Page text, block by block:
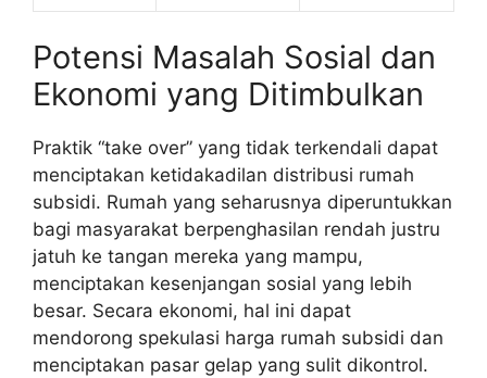
Potensi Masalah Sosial dan
Ekonomi yang Ditimbulkan
Praktik “take over” yang tidak terkendali dapat
menciptakan ketidakadilan distribusi rumah
subsidi. Rumah yang seharusnya diperuntukkan
bagi masyarakat berpenghasilan rendah justru
jatuh ke tangan mereka yang mampu,
menciptakan kesenjangan sosial yang lebih
besar. Secara ekonomi, hal ini dapat
mendorong spekulasi harga rumah subsidi dan
menciptakan pasar gelap yang sulit dikontrol.